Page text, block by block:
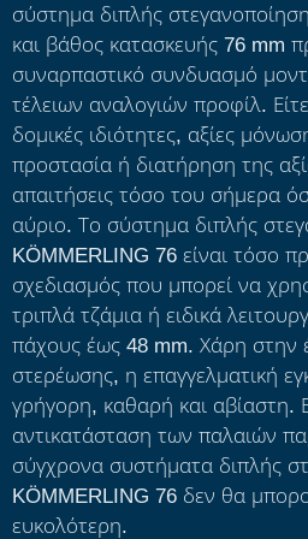
σύστημα διπλής
και βάθος κατασκευής 76 mm
συναρπαστικό συνδυασμό
τέλειων αναλογιών προφίλ. Είτε
δομικές ιδιότητες, αξίες
προστασία ή διατήρηση της
απαιτήσεις τόσο του σήμερα
αύριο. Το σύστημα διπλής
KÖMMERLING 76 είναι τόσο
σχεδιασμός που μπορεί να
τριπλά τζάμια ή ειδικά
πάχους έως 48 mm. Χάρη στην
στερέωσης, η επαγγελματική
γρήγορη, καθαρή και αβίαστη.
αντικατάσταση των παλαιών
σύγχρονα συστήματα διπλής
KÖMMERLING 76 δεν θα
ευκολότερη.